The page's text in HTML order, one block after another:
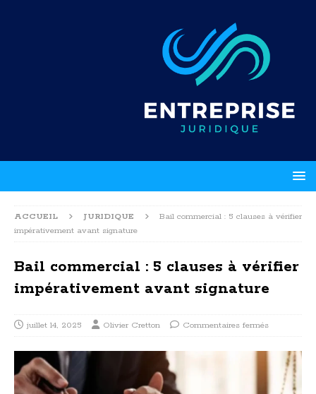
ACCUEIL JURIDIQUE
Bail commercial : 5 clauses à vérifier
impérativement avant signature
Bail commercial : 5 clauses à vérifier
impérativement avant signature
juillet 14, 2025 Olivier Cretton Commentaires fermés